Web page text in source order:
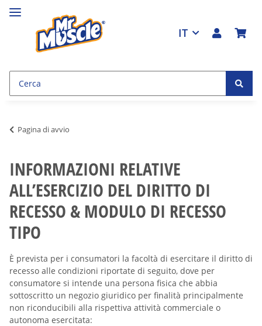
IT
Pagina di avvio
INFORMAZIONI RELATIVE
ALL’ESERCIZIO DEL DIRITTO DI
RECESSO & MODULO DI RECESSO
TIPO
È prevista per i consumatori la facoltà di esercitare il diritto di
recesso alle condizioni riportate di seguito, dove per
consumatore si intende una persona fisica che abbia
sottoscritto un negozio giuridico per finalità principalmente
non riconducibili alla rispettiva attività commerciale o
autonoma esercitata: